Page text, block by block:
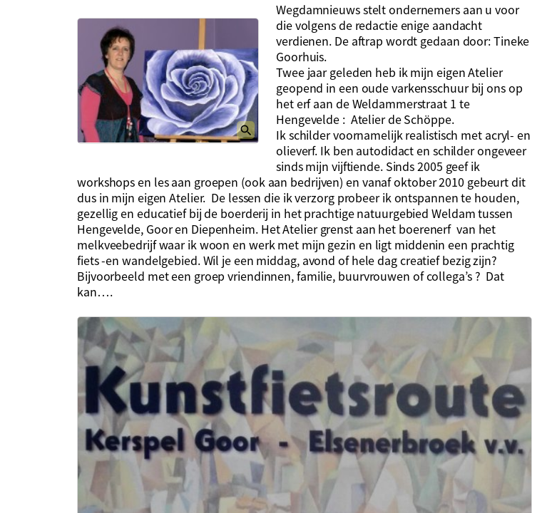
Wegdamnieuws stelt ondernemers aan u voor
die volgens de redactie enige aandacht
verdienen. De aftrap wordt gedaan door: Tineke
Goorhuis.
Twee jaar geleden heb ik mijn eigen Atelier
geopend in een oude varkensschuur bij ons op
het erf aan de Weldammerstraat 1 te
Hengevelde : Atelier de Schöppe.
Ik schilder voornamelijk realistisch met acryl- en
olieverf. Ik ben autodidact en schilder ongeveer
sinds mijn vijftiende. Sinds 2005 geef ik
workshops en les aan groepen (ook aan bedrijven) en vanaf oktober 2010 gebeurt dit
dus in mijn eigen Atelier. De lessen die ik verzorg probeer ik ontspannen te houden,
gezellig en educatief bij de boerderij in het prachtige natuurgebied Weldam tussen
Hengevelde, Goor en Diepenheim. Het Atelier grenst aan het boerenerf van het
melkveebedrijf waar ik woon en werk met mijn gezin en ligt middenin een prachtig
fiets -en wandelgebied. Wil je een middag, avond of hele dag creatief bezig zijn?
Bijvoorbeeld met een groep vriendinnen, familie, buurvrouwen of collega’s ? Dat
kan….